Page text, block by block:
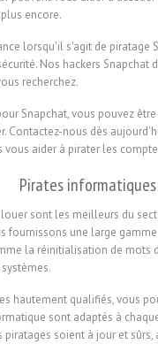
encore.
lorsqu'il s'agit de piratage
Nos hackers
recherchez.
Snapchat, vous pouvez
Contactez-nous dès
aider à pirater les
Pirates
sont les meilleurs du
fournissons une large
la réinitialisation de
hautement qualifiés, vous
sont adaptés à
soient à jour et